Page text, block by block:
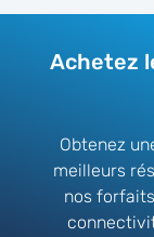
Achetez
Obtenez
meilleurs
nos